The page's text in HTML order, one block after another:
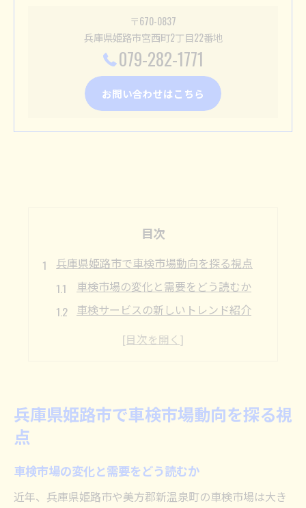
〒670-0837
兵庫県姫路市宮西町2丁目22番地
079-282-1771
お問い合わせはこちら
目次
兵庫県姫路市で車検市場動向を探る視点
車検市場の変化と需要をどう読むか
車検サービスの新しいトレンド紹介
車検業者選びで重視したい基準
車検を通じてわかる美方郡新温泉町の今
車検が映す美方郡新温泉町の現状
車検利用者が感じる地域変化とは
車検事例から見る住民ニーズの変化
兵庫県姫路市で車検市場動向を探る視
点
車検市場の変化と需要をどう読むか
近年、兵庫県姫路市や美方郡新温泉町の車検市場は大き